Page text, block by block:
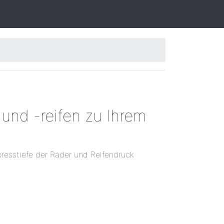
-reifen zu Ihrem
der Räder und Reifendruck